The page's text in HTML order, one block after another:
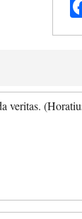
veritas.